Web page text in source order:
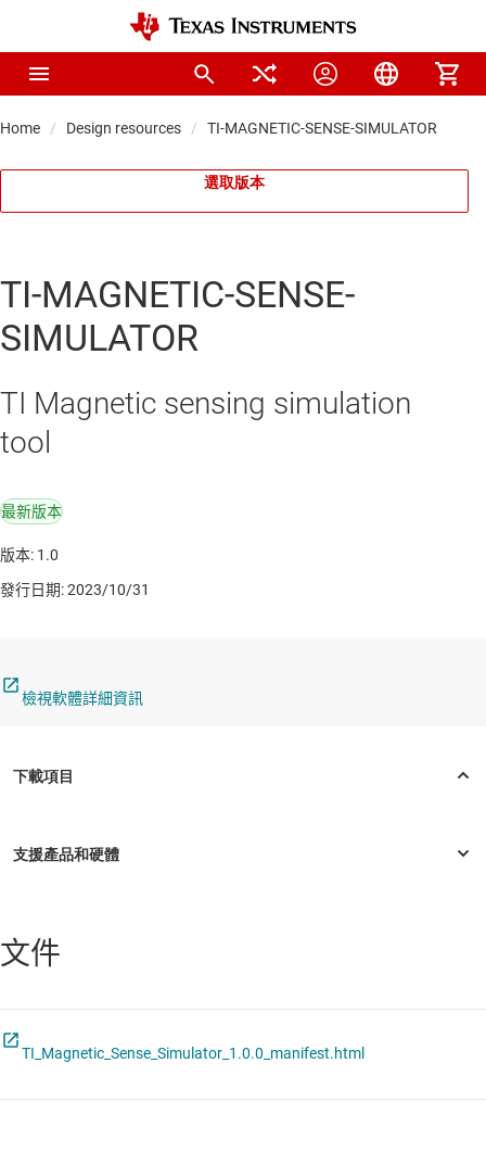
Home Design resources TI-MAGNETIC-SENSE-SIMULATOR
選取版本
TI-MAGNETIC-SENSE-
SIMULATOR
TI Magnetic sensing simulation
tool
最新版本
版本: 1.0
發行日期: 2023/10/31
檢視軟體詳細資訊
文件
TI_Magnetic_Sense_Simulator_1.0.0_manifest.html